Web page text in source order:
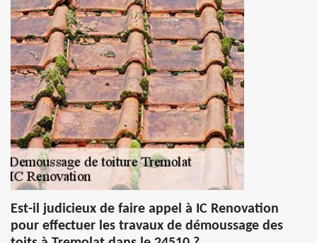
Est-il judicieux de faire appel à IC Renovation
pour effectuer les travaux de démoussage des